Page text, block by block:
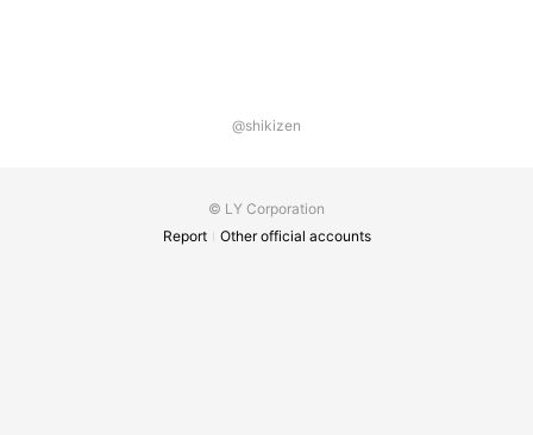
@shikizen
© LY Corporation
Report
Other official accounts